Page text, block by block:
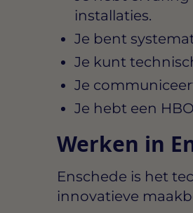
installaties.
Je bent
Je kunt
Je
Je hebt een
Werken in
Enschede is het
innovatieve